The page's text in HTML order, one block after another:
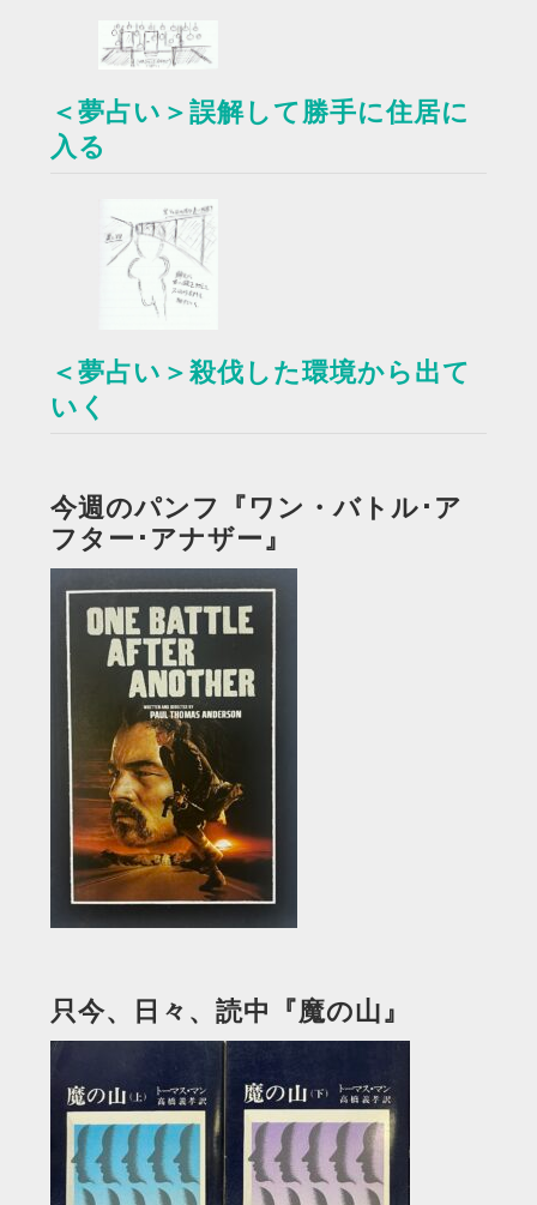
＜夢占い＞誤解して勝手に住居に
入る
＜夢占い＞殺伐した環境から出て
いく
今週のパンフ『ワン・バトル･ア
フター･アナザー』
只今、日々、読中『魔の山』